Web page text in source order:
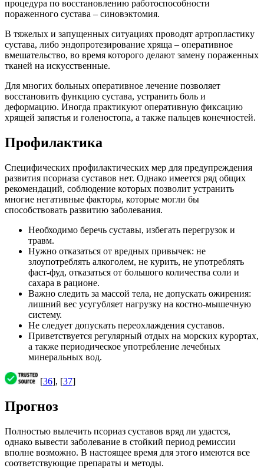
процедура по восстановлению работоспособности
пораженного сустава – синовэктомия.
В тяжелых и запущенных ситуациях проводят артропластику
сустава, либо эндопротезирование хряща – оперативное
вмешательство, во время которого делают замену пораженных
тканей на искусственные.
Для многих больных оперативное лечение позволяет
восстановить функцию сустава, устранить боль и
деформацию. Иногда практикуют оперативную фиксацию
хрящей запястья и голеностопа, а также пальцев конечностей.
Профилактика
Специфических профилактических мер для предупреждения
развития псориаза суставов нет. Однако имеется ряд общих
рекомендаций, соблюдение которых позволит устранить
многие негативные факторы, которые могли бы
способствовать развитию заболевания.
Необходимо беречь суставы, избегать перегрузок и
травм.
Нужно отказаться от вредных привычек: не
злоупотреблять алкоголем, не курить, не употреблять
фаст-фуд, отказаться от большого количества соли и
сахара в рационе.
Важно следить за массой тела, не допускать ожирения:
лишний вес усугубляет нагрузку на костно-мышечную
систему.
Не следует допускать переохлаждения суставов.
Приветствуется регулярный отдых на морских курортах,
а также периодическое употребление лечебных
минеральных вод.
[36], [37]
Прогноз
Полностью вылечить псориаз суставов вряд ли удастся,
однако вывести заболевание в стойкий период ремиссии
вполне возможно. В настоящее время для этого имеются все
соответствующие препараты и методы.